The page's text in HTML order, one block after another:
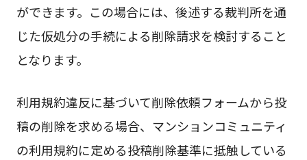
ができます。この場合には、後述する裁判所を通
じた仮処分の手続による削除請求を検討すること
となります。
利用規約違反に基づいて削除依頼フォームから投
稿の削除を求める場合、マンションコミュニティ
の利用規約に定める投稿削除基準に抵触している